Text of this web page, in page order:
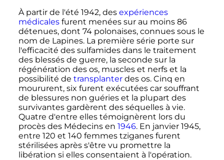
À partir de l'été 1942, des expériences
médicalesfurent menées sur au moins 86
détenues, dont 74 polonaises, connues sous le
nom de Lapines. La première série porte sur
l'efficacité des sulfamides dans le traitement
des blessés de guerre, la seconde sur la
régénération des os, muscles et nerfs et la
possibilité de transplanterdes os. Cinq en
moururent, six furent exécutées car souffrant
de blessures non guéries et la plupart des
survivantes gardèrent des séquelles à vie.
Quatre d'entre elles témoignèrent lors du
procès des Médecins en 1946. En janvier 1945,
entre 120 et 140 femmestziganes furent
stérilisées après s'être vu promettre la
libération si elles consentaient à l'opération.